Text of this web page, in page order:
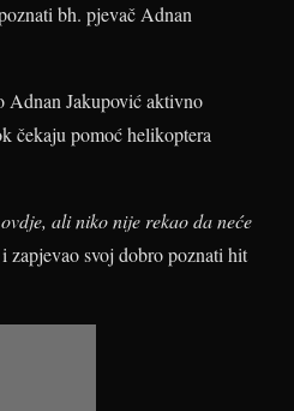
bh. pjevač Adnan
Adnan Jakupović aktivno
čekaju pomoć helikoptera
ali niko nije rekao da neće
zapjevao svoj dobro poznati hit